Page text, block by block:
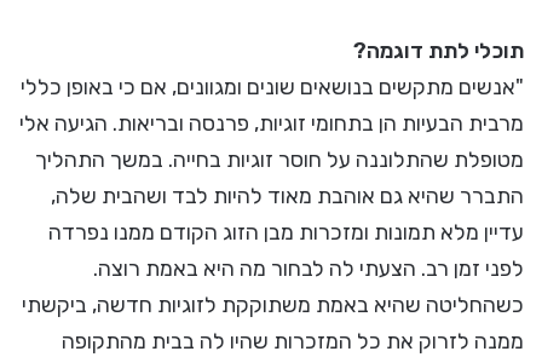
תוכלי לתת דוגמה?
"אנשים מתקשים בנושאים שונים ומגוונים, אם כי באופן כללי
מרבית הבעיות הן בתחומי זוגיות, פרנסה ובריאות. הגיעה אלי
מטופלת שהתלוננה על חוסר זוגיות בחייה. במשך התהליך
התברר שהיא גם אוהבת מאוד להיות לבד ושהבית שלה,
עדיין מלא תמונות ומזכרות מבן הזוג הקודם ממנו נפרדה
לפני זמן רב. הצעתי לה לבחור מה היא באמת רוצה.
כשהחליטה שהיא באמת משתוקקת לזוגיות חדשה, ביקשתי
ממנה לזרוק את כל המזכרות שהיו לה בבית מהתקופה